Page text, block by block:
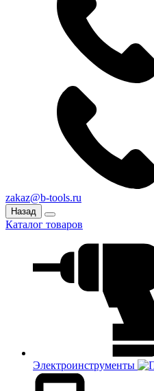
zakaz@b-tools.ru
Назад
Каталог товаров
Электроинструменты